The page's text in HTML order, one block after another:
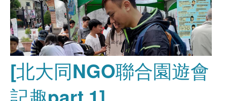
[北大同NGO聯合園遊會